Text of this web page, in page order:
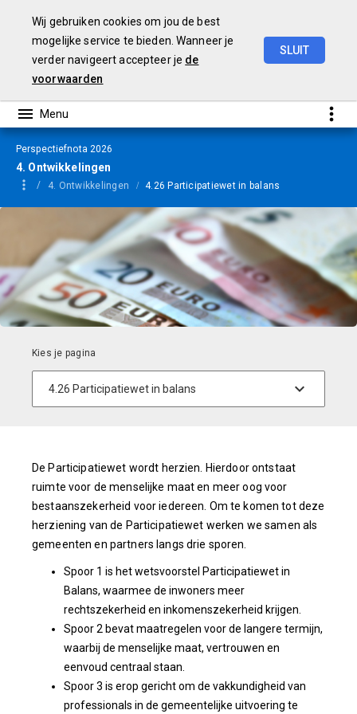
Wij gebruiken cookies om jou de best
mogelijke service te bieden. Wanneer je
verder navigeert accepteer je de
voorwaarden
SLUIT
Perspectiefnota 2026
4. Ontwikkelingen
4. Ontwikkelingen 4.26 Participatiewet in balans
De Participatiewet wordt herzien. Hierdoor ontstaat
ruimte voor de menselijke maat en meer oog voor
bestaanszekerheid voor iedereen. Om te komen tot deze
herziening van de Participatiewet werken we samen als
gemeenten en partners langs drie sporen.
Spoor 1 is het wetsvoorstel Participatiewet in
Balans, waarmee de inwoners meer
rechtszekerheid en inkomenszekerheid krijgen.
Spoor 2 bevat maatregelen voor de langere termijn,
waarbij de menselijke maat, vertrouwen en
eenvoud centraal staan.
Spoor 3 is erop gericht om de vakkundigheid van
professionals in de gemeentelijke uitvoering te